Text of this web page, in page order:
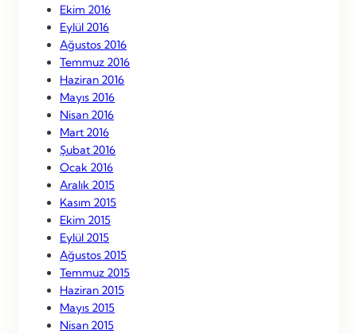
Ekim 2016
Eylül 2016
Ağustos 2016
Temmuz 2016
Haziran 2016
Mayıs 2016
Nisan 2016
Mart 2016
Şubat 2016
Ocak 2016
Aralık 2015
Kasım 2015
Ekim 2015
Eylül 2015
Ağustos 2015
Temmuz 2015
Haziran 2015
Mayıs 2015
Nisan 2015